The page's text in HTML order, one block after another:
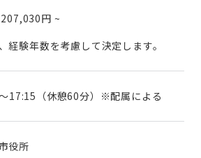
207,030円 ~
経験年数を考慮して決定します。
17:15（休憩60分）※配属による
役所